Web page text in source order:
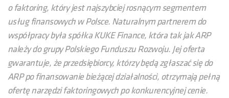
o faktoring, który jest najszybciej rosnącym segmentem
usług finansowych w Polsce. Naturalnym partnerem do
współpracy była spółka KUKE Finance, która tak jak ARP
należy do grupy Polskiego Funduszu Rozwoju. Jej oferta
gwarantuje, że przedsiębiorcy, którzy będą zgłaszać się do
ARP po finansowanie bieżącej działalności, otrzymają pełną
ofertę narzędzi faktoringowych po konkurencyjnej cenie.